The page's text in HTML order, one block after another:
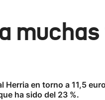
Herria en torno a 11,5
ha sido del 23 %.